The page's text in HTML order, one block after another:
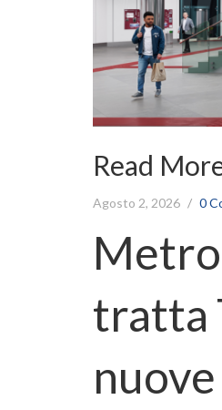
Read
Agosto 2, 2026 0
Metro
tratta